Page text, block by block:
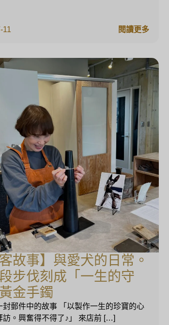
11 閱讀更多
客故事】與愛犬的日常。
步伐刻成「一生的守
金手鐲
封郵件中的故事 「以製作一生的珍寶的心
訪。興奮得不得了♪」 來店前 […]